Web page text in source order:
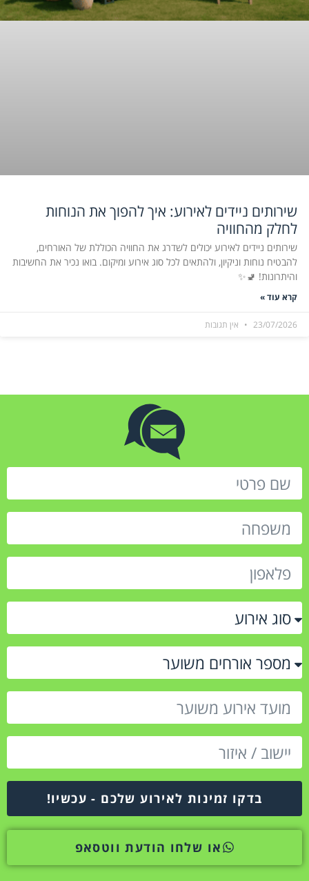
שירותים ניידים לאירוע: איך להפוך את הנוחות
לחלק מהחוויה
שירותים ניידים לאירוע יכולים לשדרג את החוויה הכוללת של האורחים,
להבטיח נוחות וניקיון, ולהתאים לכל סוג אירוע ומיקום. בואו נכיר את החשיבות
והיתרונות! 🚽✨
קרא עוד »
23/07/2026 אין תגובות
בדקו זמינות לאירוע שלכם - עכשיו!
או שלחו הודעת ווטסאפ